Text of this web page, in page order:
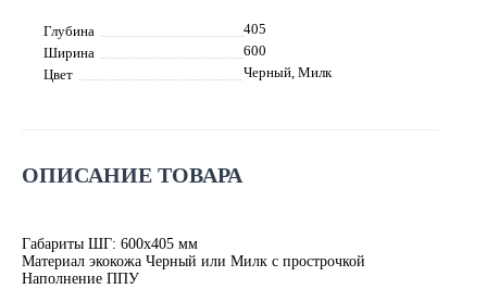
Глубина
405
Ширина
600
Цвет
Черный, Милк
ОПИСАНИЕ ТОВАРА
Габариты ШГ: 600х405 мм
Материал экокожа Черный или Милк с прострочкой
Наполнение ППУ